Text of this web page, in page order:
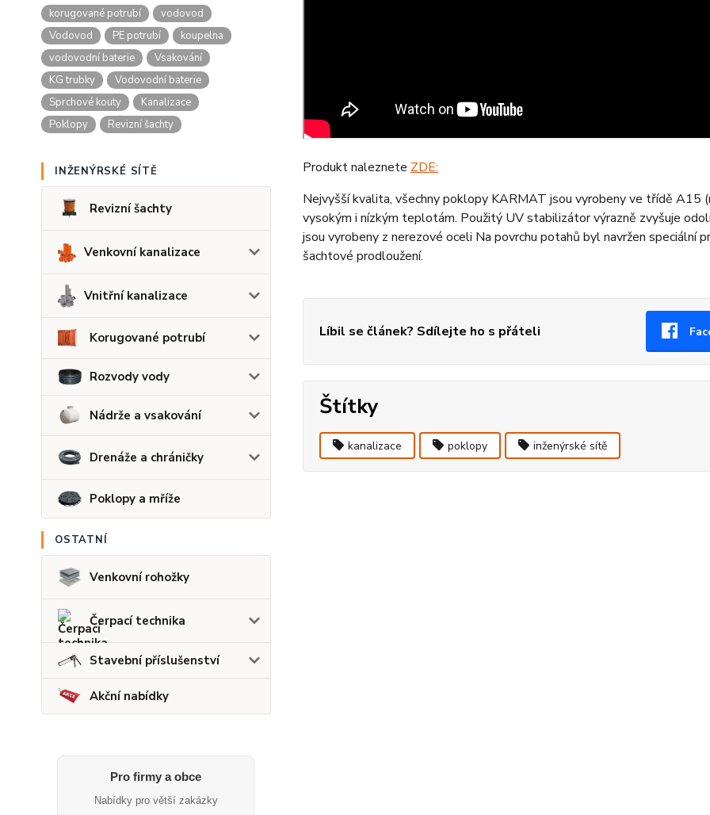
korugované potrubí
vodovod
Vodovod
PE potrubí
koupelna
vodovodní baterie
Vsakování
KG trubky
Vodovodní baterie
Sprchové kouty
Kanalizace
Poklopy
Revizní šachty
INŽENÝRSKÉ SÍTĚ
Revizní šachty
Venkovní kanalizace
Vnitřní kanalizace
Korugované potrubí
Rozvody vody
Nádrže a vsakování
Drenáže a chráničky
Poklopy a mříže
OSTATNÍ
Venkovní rohožky
Čerpací technika
Stavební příslušenství
Akční nabídky
Pro firmy a obce
Nabídky pro větší zakázky
Produkt naleznete ZDE:
Nejvyšší kvalita, všechny poklopy KARMAT jsou vyrobeny ve třídě A15
vysokým i nízkým teplotám. Použitý UV stabilizátor výrazně zvyšuje
jsou vyrobeny z nerezové oceli Na povrchu potahů byl navržen speciální
šachtové prodloužení.
Líbil se článek? Sdílejte ho s přáteli
Štítky
kanalizace poklopy inženýrské sítě